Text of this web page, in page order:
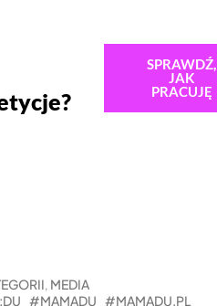
SPRAWDŹ,
JAK
PRACUJĘ
, MEDIA
MAMADU
MAMADU.PL